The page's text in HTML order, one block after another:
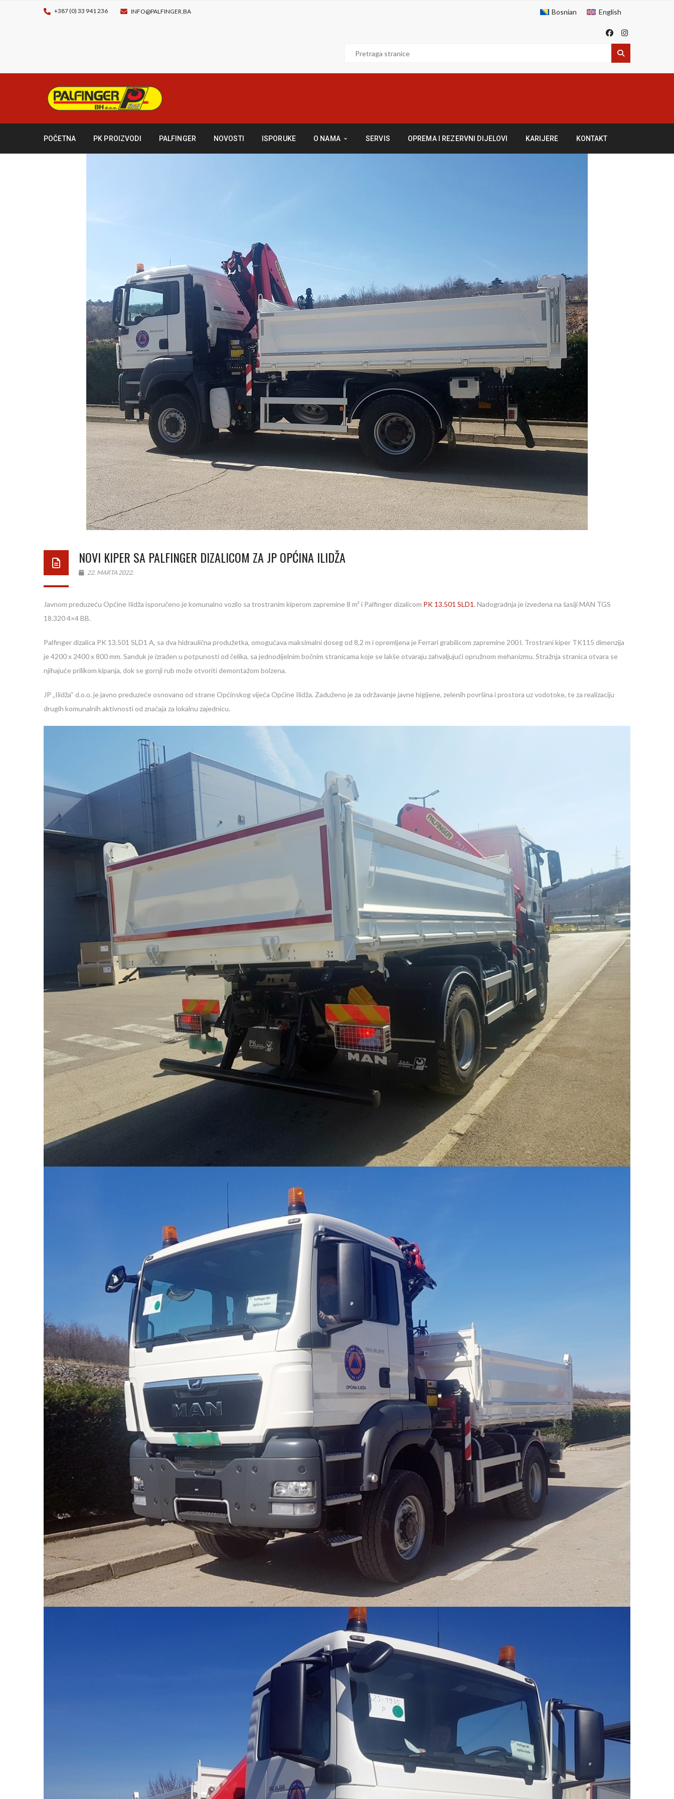
+387 (0) 33 941 236 INFO@PALFINGER.BA Bosnian English
POČETNA PK PROIZVODI PALFINGER NOVOSTI ISPORUKE O NAMA SERVIS OPREMA I REZERVNI DIJELOVI KARIJERE KONTAKT
NOVI KIPER SA PALFINGER DIZALICOM ZA JP OPĆINA ILIDŽA
22. MARTA 2022.
Javnom preduzeću Općine Ilidža isporučeno je komunalno vozilo sa trostranim kiperom zapremine 8 m³ i Palfinger dizalicom PK 13.501 SLD1. Nadogradnja je izvedena na šasiji MAN TGS
18.320 4×4 BB.
Palfinger dizalica PK 13.501 SLD1 A, sa dva hidraulična produžetka, omogućava maksimalni doseg od 8,2 m i opremljena je Ferrari grabilicom zapremine 200 l. Trostrani kiper TK115 dimenzija
je 4200 x 2400 x 800 mm. Sanduk je izrađen u potpunosti od čelika, sa jednodijelnim bočnim stranicama koje se lakše otvaraju zahvaljujući opružnom mehanizmu. Stražnja stranica otvara se
njihajuće prilikom kipanja, dok se gornji rub može otvoriti demontažom bolzena.
JP „Ilidža“ d.o.o. je javno preduzeće osnovano od strane Općinskog vijeća Općine Ilidža. Zaduženo je za održavanje javne higijene, zelenih površina i prostora uz vodotoke, te za realizaciju
drugih komunalnih aktivnosti od značaja za lokalnu zajednicu.